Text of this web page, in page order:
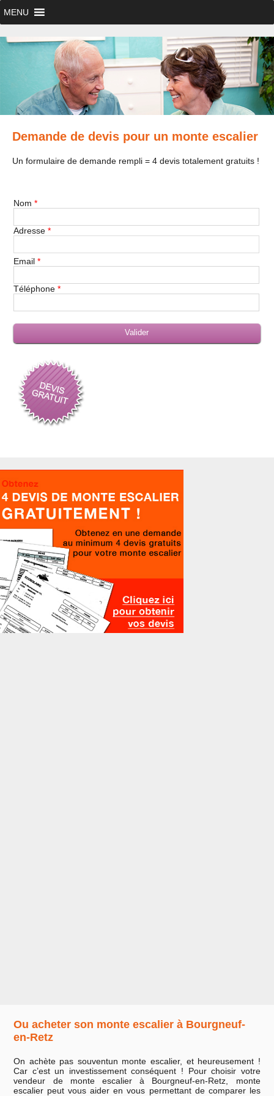
MENU
Demande de devis pour un monte escalier
Un formulaire de demande rempli = 4 devis totalement gratuits !
Nom*
Adresse*
Email*
Téléphone*
Ou acheter son monte escalier à Bourgneuf-
en-Retz
On achète pas souventun monte escalier, et heureusement !
Car c’est un investissement conséquent ! Pour choisir votre
vendeur de monte escalier à Bourgneuf-en-Retz, monte
escalier peut vous aider en vous permettant de comparer les